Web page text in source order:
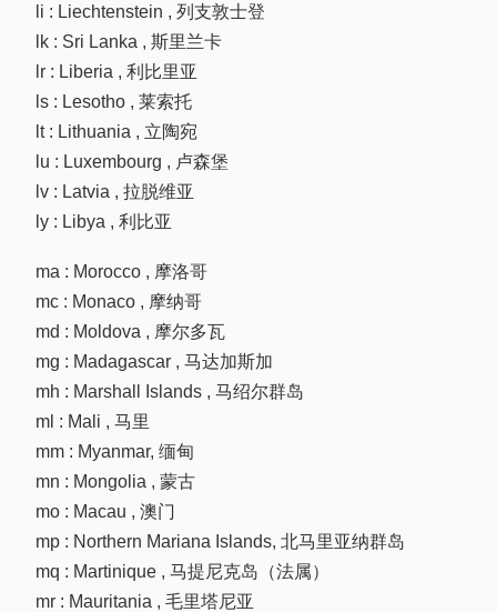
li : Liechtenstein , 列支敦士登
lk : Sri Lanka , 斯里兰卡
lr : Liberia , 利比里亚
ls : Lesotho , 莱索托
lt : Lithuania , 立陶宛
lu : Luxembourg , 卢森堡
lv : Latvia , 拉脱维亚
ly : Libya , 利比亚
ma : Morocco , 摩洛哥
mc : Monaco , 摩纳哥
md : Moldova , 摩尔多瓦
mg : Madagascar , 马达加斯加
mh : Marshall Islands , 马绍尔群岛
ml : Mali , 马里
mm : Myanmar, 缅甸
mn : Mongolia , 蒙古
mo : Macau , 澳门
mp : Northern Mariana Islands, 北马里亚纳群岛
mq : Martinique , 马提尼克岛（法属）
mr : Mauritania , 毛里塔尼亚